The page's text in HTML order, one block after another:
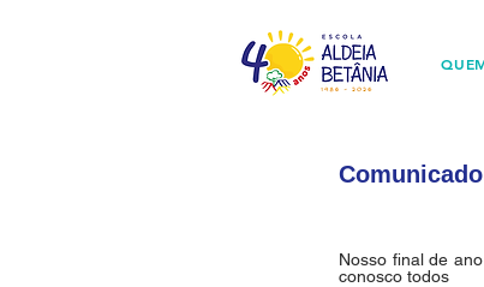
Nosso final de
conosco todos